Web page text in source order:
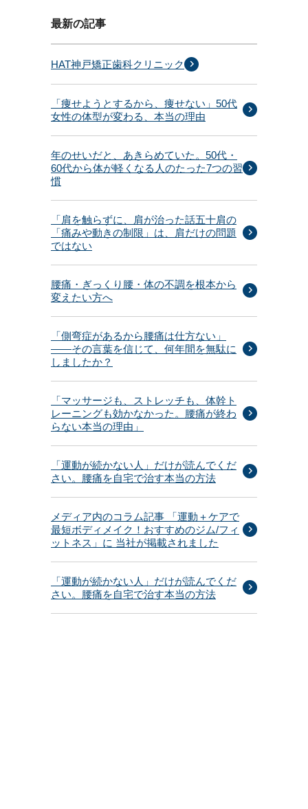
最新の記事
HAT神戸矯正歯科クリニック
「痩せようとするから、痩せない」50代
女性の体型が変わる、本当の理由
年のせいだと、あきらめていた。50代・
60代から体が軽くなる人のたった7つの習
慣
「肩を触らずに、肩が治った話五十肩の
「痛みや動きの制限」は、肩だけの問題
ではない
腰痛・ぎっくり腰・体の不調を根本から
変えたい方へ
「側弯症があるから腰痛は仕方ない」
——その言葉を信じて、何年間を無駄に
しましたか？
「マッサージも、ストレッチも、体幹ト
レーニングも効かなかった。腰痛が終わ
らない本当の理由」
「運動が続かない人」だけが読んでくだ
さい。腰痛を自宅で治す本当の方法
メディア内のコラム記事 「運動＋ケアで
最短ボディメイク！おすすめのジム/フィ
ットネス」に 当社が掲載されました
「運動が続かない人」だけが読んでくだ
さい。腰痛を自宅で治す本当の方法